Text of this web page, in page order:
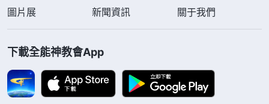
圖片展
新聞資訊 關于我們
下載全能神教會App